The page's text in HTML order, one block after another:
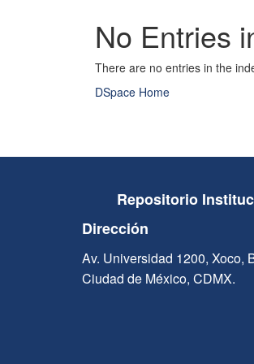
No Entries
There are no entries in the
DSpace Home
Repositorio
Dirección
Av. Universidad 1200, Xoco,
Ciudad de México, CDMX.